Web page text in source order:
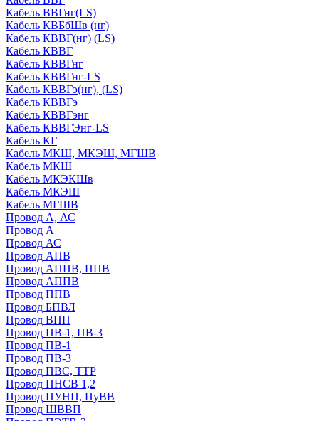
Кабель ВВГнг(LS)
Кабель КВБбШв (нг)
Кабель КВВГ(нг) (LS)
Кабель КВВГ
Кабель КВВГнг
Кабель КВВГнг-LS
Кабель КВВГэ(нг), (LS)
Кабель КВВГэ
Кабель КВВГэнг
Кабель КВВГЭнг-LS
Кабель КГ
Кабель МКШ, МКЭШ, МГШВ
Кабель МКШ
Кабель МКЭКШв
Кабель МКЭШ
Кабель МГШВ
Провод А, АС
Провод А
Провод АС
Провод АПВ
Провод АППВ, ППВ
Провод АППВ
Провод ППВ
Провод БПВЛ
Провод ВПП
Провод ПВ-1, ПВ-3
Провод ПВ-1
Провод ПВ-3
Провод ПВС, ТТР
Провод ПНСВ 1,2
Провод ПУНП, ПуВВ
Провод ШВВП